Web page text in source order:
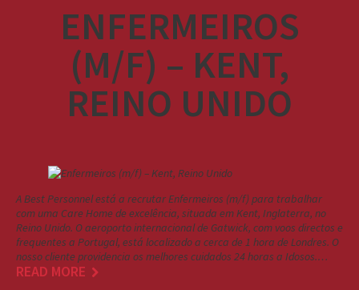
ENFERMEIROS
(M/F) – KENT,
REINO UNIDO
A Best Personnel está a recrutar Enfermeiros (m/f) para trabalhar
com uma Care Home de excelência, situada em Kent, Inglaterra, no
Reino Unido. O aeroporto internacional de Gatwick, com voos directos e
frequentes a Portugal, está localizado a cerca de 1 hora de Londres. O
nosso cliente providencia os melhores cuidados 24 horas a Idosos.…
READ MORE